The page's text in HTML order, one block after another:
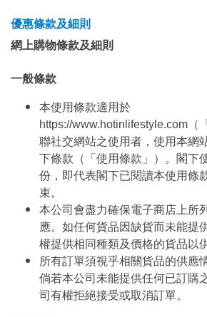
優惠條款及細則
網上購物條款及細則
一般條款
本使用條款適用於
https://www.hotinlifestyle.com（
聯社交網站之使用者，使用本網
下條款（「使用條款」）。閣下
份，即代表閣下已閱讀本使用條
束。
本公司會盡力確保電子商店上所
應。如任何貨品因缺貨而未能提
權提供相同種類及價格的貨品以
所有訂單須視乎相關貨品的供應
倘若本公司未能提供任何已訂購
司有權拒絕接受或取消訂單。